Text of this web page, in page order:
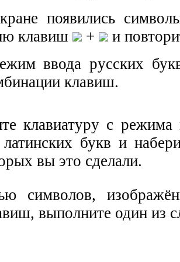
появились
клавиш
+
и
ввода русских
клавиш.
клавиатуру с режима
букв и
вы это сделали.
символов,
выполните один из